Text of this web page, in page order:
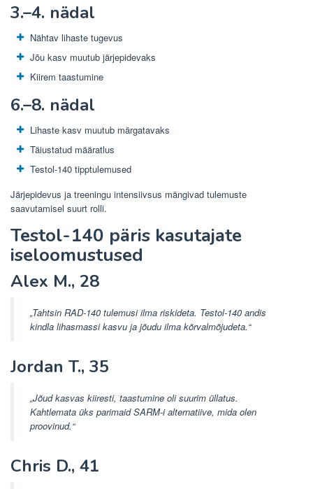
3.–4. nädal
Nähtav lihaste tugevus
Jõu kasv muutub järjepidevaks
Kiirem taastumine
6.–8. nädal
Lihaste kasv muutub märgatavaks
Täiustatud määratlus
Testol-140 tipptulemused
Järjepidevus ja treeningu intensiivsus mängivad tulemuste
saavutamisel suurt rolli.
Testol-140 päris kasutajate
iseloomustused
Alex M., 28
„Tahtsin RAD-140 tulemusi ilma riskideta. Testol-140 andis
kindla lihasmassi kasvu ja jõudu ilma kõrvalmõjudeta.“
Jordan T., 35
„Jõud kasvas kiiresti, taastumine oli suurim üllatus.
Kahtlemata üks parimaid SARM-i alternatiive, mida olen
proovinud.“
Chris D., 41